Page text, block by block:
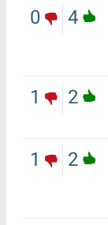
4
0
2
1
2
1